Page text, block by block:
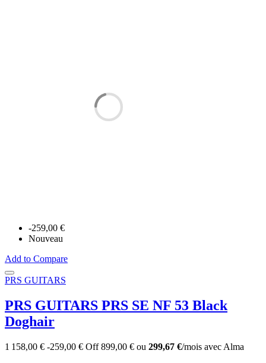
-259,00 €
Nouveau
Add to Compare
PRS GUITARS
PRS GUITARS PRS SE NF 53 Black
Doghair
1 158,00 € -259,00 € Off 899,00 € ou 299,67 €/mois avec Alma